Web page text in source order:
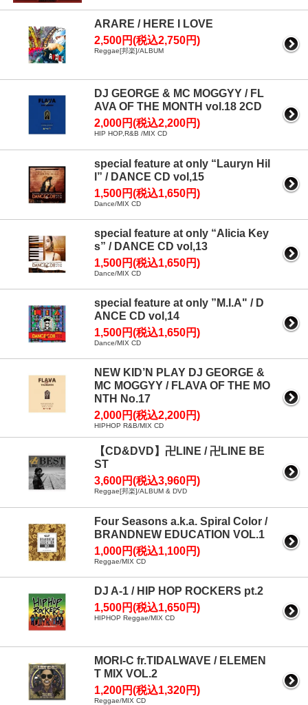
ARARE / HERE I LOVE
2,500円(税込2,750円)
Reggae[邦楽]/ALBUM
DJ GEORGE & MC MOGGYY / FL
AVA OF THE MONTH vol.18 2CD
2,000円(税込2,200円)
HIP HOP,R&B /MIX CD
special feature at only “Lauryn Hil
l” / DANCE CD vol,15
1,500円(税込1,650円)
Dance/MIX CD
special feature at only “Alicia Key
s” / DANCE CD vol,13
1,500円(税込1,650円)
Dance/MIX CD
special feature at only ”M.I.A" / D
ANCE CD vol,14
1,500円(税込1,650円)
Dance/MIX CD
NEW KID’N PLAY DJ GEORGE &
MC MOGGYY / FLAVA OF THE MO
NTH No.17
2,000円(税込2,200円)
HIPHOP R&B/MIX CD
【CD&DVD】卍LINE / 卍LINE BE
ST
3,600円(税込3,960円)
Reggae[邦楽]/ALBUM & DVD
Four Seasons a.k.a. Spiral Color /
BRANDNEW EDUCATION VOL.1
1,000円(税込1,100円)
Reggae/MIX CD
DJ A-1 / HIP HOP ROCKERS pt.2
1,500円(税込1,650円)
HIPHOP Reggae/MIX CD
MORI-C fr.TIDALWAVE / ELEMEN
T MIX VOL.2
1,200円(税込1,320円)
Reggae/MIX CD